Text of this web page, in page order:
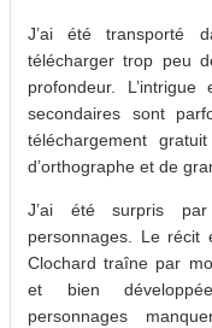
J’ai été transporté
télécharger trop peu
profondeur.
secondaires sont
téléchargement
d’orthographe et de
J’ai été surpris
personnages. Le
Clochard traîne par
et bien
personnages